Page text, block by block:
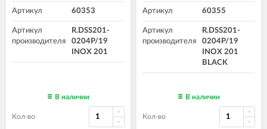
Артикул 60353
Артикул
производителя
R.DSS201-
0204P/19
INOX 201
В наличии
Кол-во
Артикул 60355
Артикул
производителя
R.DSS201-
0204P/19
INOX 201
BLACK
В наличии
Кол-во